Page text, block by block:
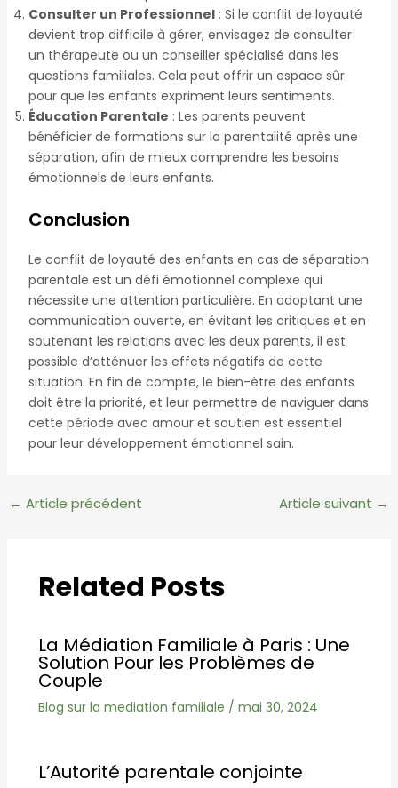
Consulter un Professionnel: Si le conflit de loyauté
devient trop difficile à gérer, envisagez de consulter
un thérapeute ou un conseiller spécialisé dans les
questions familiales. Cela peut offrir un espace sûr
pour que les enfants expriment leurs sentiments.
Éducation Parentale : Les parents peuvent
bénéficier de formations sur la parentalité après une
séparation, afin de mieux comprendre les besoins
émotionnels de leurs enfants.
Conclusion
Le conflit de loyauté des enfants en cas de séparation
parentale est un défi émotionnel complexe qui
nécessite une attention particulière. En adoptant une
communication ouverte, en évitant les critiques et en
soutenant les relations avec les deux parents, il est
possible d’atténuer les effets négatifs de cette
situation. En fin de compte, le bien-être des enfants
doit être la priorité, et leur permettre de naviguer dans
cette période avec amour et soutien est essentiel
pour leur développement émotionnel sain.
Navigation
← Article précédent Article suivant →
Related Posts
La Médiation Familiale à Paris : Une
Solution Pour les Problèmes de
Couple
Blog sur la mediation familiale / mai 30, 2024
L’Autorité parentale conjointe